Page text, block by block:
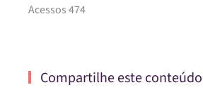
Acessos 474
Compartilhe este